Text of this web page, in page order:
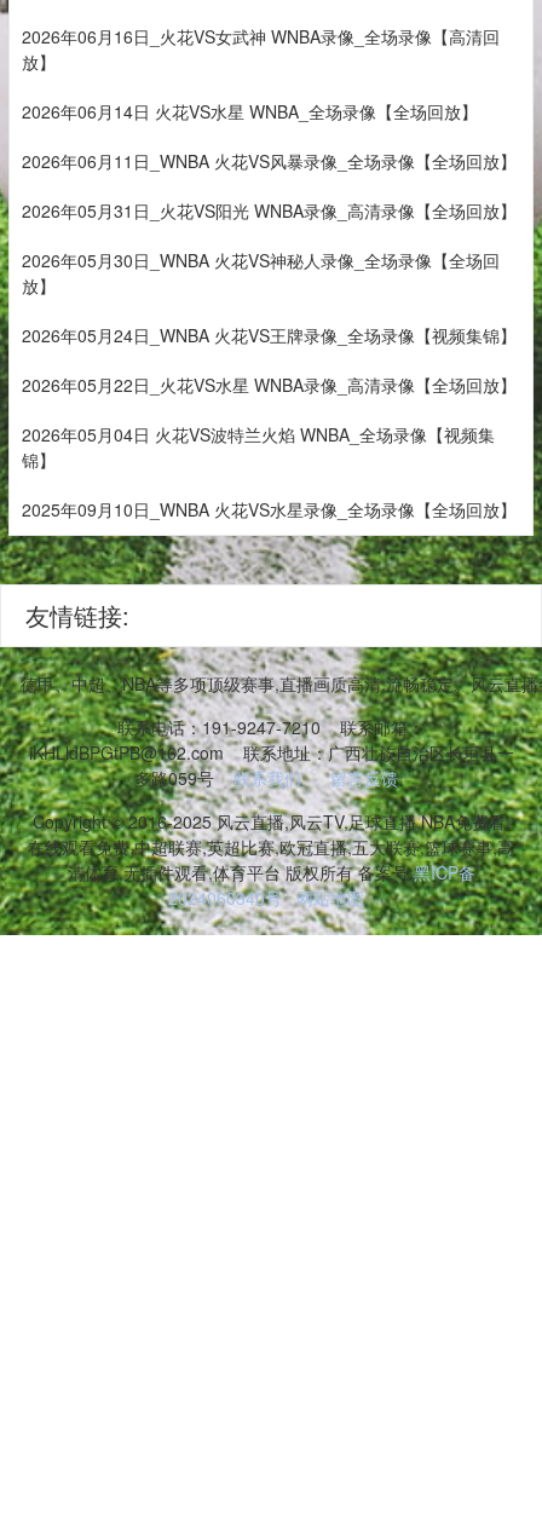
2026年06月16日_火花VS女武神 WNBA录像_全场录像【高清回
放】
2026年06月14日 火花VS水星 WNBA_全场录像【全场回放】
2026年06月11日_WNBA 火花VS风暴录像_全场录像【全场回放】
2026年05月31日_火花VS阳光 WNBA录像_高清录像【全场回放】
2026年05月30日_WNBA 火花VS神秘人录像_全场录像【全场回
放】
2026年05月24日_WNBA 火花VS王牌录像_全场录像【视频集锦】
2026年05月22日_火花VS水星 WNBA录像_高清录像【全场回放】
2026年05月04日 火花VS波特兰火焰 WNBA_全场录像【视频集
锦】
2025年09月10日_WNBA 火花VS水星录像_全场录像【全场回放】
友情链接:
甲、中超、NBA等多项顶级赛事,直播画质高清,流畅稳定。风云
联系电话：191-9247-7210
联系邮箱：
iKHLldBPGtPB@162.com
联系地址：广西壮族自治区长垣县一
多路059号
联系我们
留言反馈
Copyright © 2016-2025 风云直播,风云TV,足球直播,NBA免费看,
在线观看免费,中超联赛,英超比赛,欧冠直播,五大联赛,篮球赛事,高
清体育,无插件观看,体育平台 版权所有 备案号:黑ICP备
2024060340号 网站地图